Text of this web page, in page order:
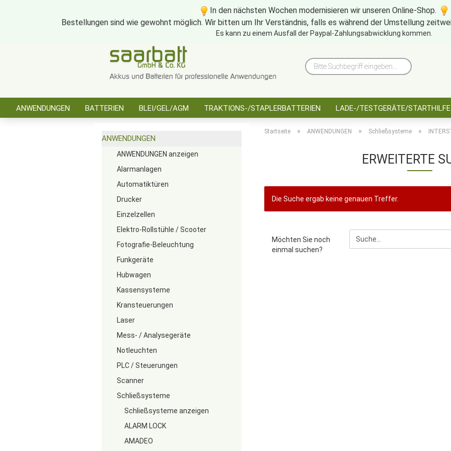
10 Jahre saarbatt
Bitte
In den nächsten Wochen modernisieren wir unseren Online-Shop.
Bestellungen sind wie gewohnt möglich. Wir bitten um Ihr Verständnis, falls es während der Umstellung
Es kann zu einem Ausfall der Paypal-Zahlungsabwicklung kommen.
ANWENDUNGEN BATTERIEN BLEI/GEL/AGM TRAKTIONS-/STAPLERBATTERIEN LADE-/TESTGERÄTE/STARTHILFE
Startseite » ANWENDUNGEN » Schließsysteme »
ERWEITERTE
Die Suche ergab keine genauen Treffer.
SIE
NOCH
Möchten Sie noch
einmal suchen?
ANWENDUNGEN
ANWENDUNGEN anzeigen
Alarmanlagen
Automatiktüren
Drucker
Einzelzellen
Elektro-Rollstühle / Scooter
Fotografie-Beleuchtung
Funkgeräte
Hubwagen
Kassensysteme
Kransteuerungen
Laser
Mess- / Analysegeräte
Notleuchten
PLC / Steuerungen
Scanner
Schließsysteme
Schließsysteme anzeigen
ALARM LOCK
AMADEO